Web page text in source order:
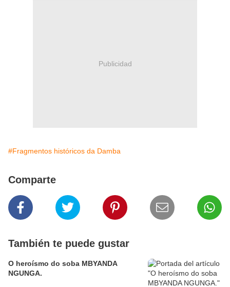
Publicidad
#Fragmentos históricos da Damba
Comparte
También te puede gustar
O heroísmo do soba MBYANDA
NGUNGA.